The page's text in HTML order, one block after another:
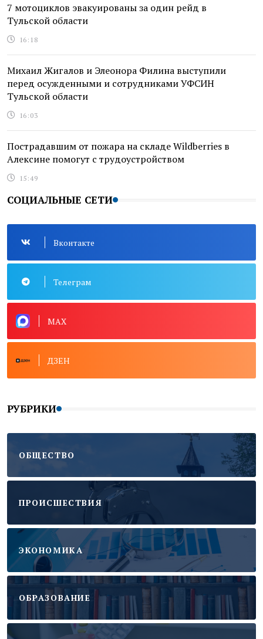
7 мотоциклов эвакуированы за один рейд в
Тульской области
16:18
Михаил Жигалов и Элеонора Филина выступили
перед осужденными и сотрудниками УФСИН
Тульской области
16:03
Пострадавшим от пожара на складе Wildberries в
Алексине помогут с трудоустройством
15:49
СОЦИАЛЬНЫЕ СЕТИ
Вконтакте
Телеграм
MAX
ДЗЕН
РУБРИКИ
ОБЩЕСТВО
ПРОИСШЕСТВИЯ
ЭКОНОМИКА
ОБРАЗОВАНИЕ